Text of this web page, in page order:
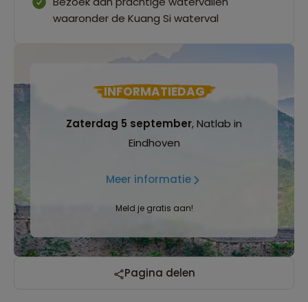
waaronder de Kuang Si waterval
INFORMATIEDAG
Zaterdag 5 september, Natlab in
Eindhoven
Meer informatie
Meld je gratis aan!
Pagina delen
Reizen met oog voor mens, cultuur en milieu